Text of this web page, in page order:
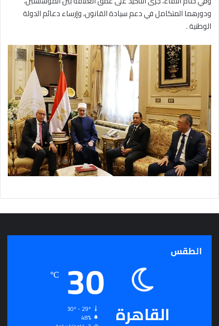
ودورهما المتكامل في دعم سيادة القانون، وإرساء دعائم الدولة
الوطنية .
الطقس
القاهرة
30
℃
48%